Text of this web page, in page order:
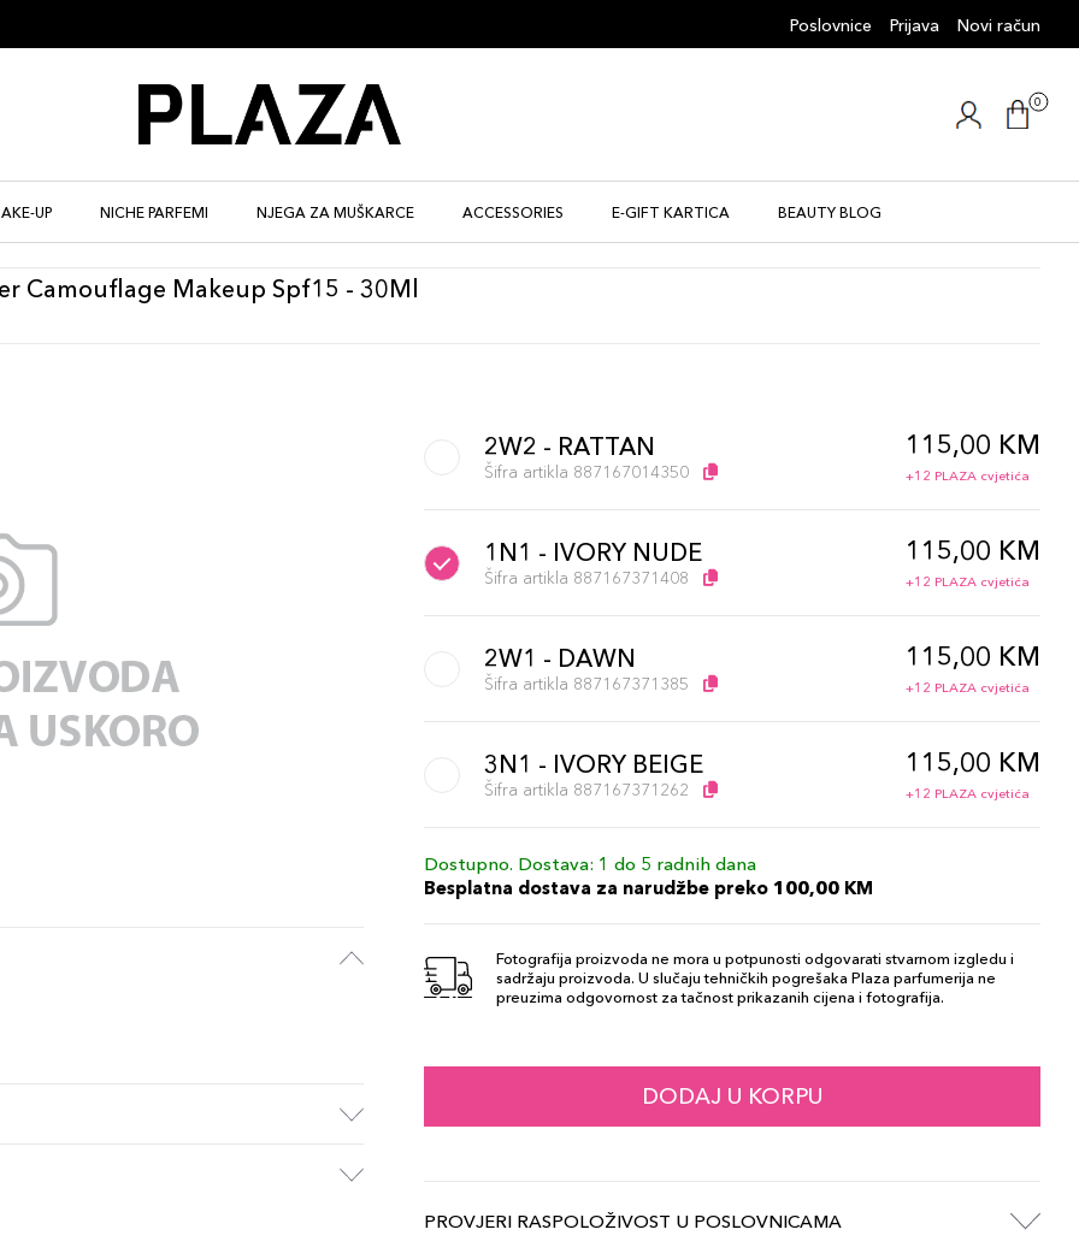
Poslovnice Prijava Novi račun
0
UP NICHE PARFEMI NJEGA ZA MUŠKARCE ACCESSORIES E-GIFT KARTICA BEAUTY BLOG
Camouflage Makeup Spf15 - 30Ml
2W2 - RATTAN
Šifra artikla 887167014350
115,00 KM
+12 PLAZA cvjetića
1N1 - IVORY NUDE
Šifra artikla 887167371408
115,00 KM
+12 PLAZA cvjetića
2W1 - DAWN
Šifra artikla 887167371385
115,00 KM
+12 PLAZA cvjetića
3N1 - IVORY BEIGE
Šifra artikla 887167371262
115,00 KM
+12 PLAZA cvjetića
Dostupno. Dostava: 1 do 5 radnih dana
Besplatna dostava za narudžbe preko 100,00 KM
Fotografija proizvoda ne mora u potpunosti odgovarati stvarnom izgledu i
sadržaju proizvoda. U slučaju tehničkih pogrešaka Plaza parfumerija ne
preuzima odgovornost za tačnost prikazanih cijena i fotografija.
DODAJ U KORPU
PROVJERI RASPOLOŽIVOST U POSLOVNICAMA